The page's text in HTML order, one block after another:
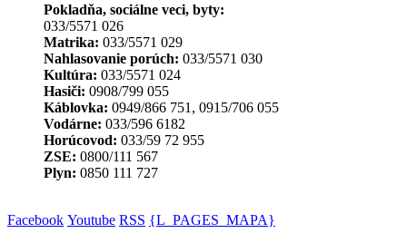
Pokladňa, sociálne veci, byty:
033/5571 026
Matrika: 033/5571 029
Nahlasovanie porúch: 033/5571 030
Kultúra: 033/5571 024
Hasiči: 0908/799 055
Káblovka: 0949/866 751, 0915/706 055
Vodárne: 033/596 6182
Horúcovod: 033/59 72 955
ZSE: 0800/111 567
Plyn: 0850 111 727
Facebook Youtube RSS {L_PAGES_MAPA}